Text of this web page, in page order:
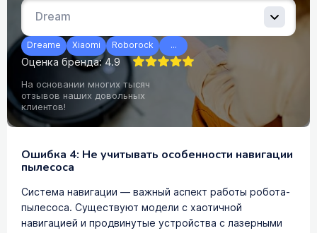
Dreame Xiaomi Roborock ...
Оценка бренда: 4.9
На основании многих тысяч
отзывов наших довольных
клиентов!
Ошибка 4: Не учитывать особенности навигации
пылесоса
Система навигации — важный аспект работы робота-
пылесоса. Существуют модели с хаотичной
навигацией и продвинутые устройства с лазерными